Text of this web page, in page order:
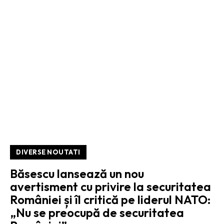
DIVERSE NOUTATI
Băsescu lansează un nou
avertisment cu privire la securitatea
României și îl critică pe liderul NATO:
„Nu se preocupă de securitatea